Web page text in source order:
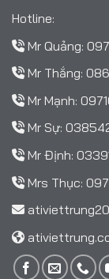
Hotline:
Mr Quảng:
Mr Thắng:
Mr Mạnh:
Mr Sự:
Mr Định:
Mrs Thục: